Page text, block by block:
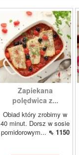
Zapiekana
polędwica z...
Obiad który zrobimy w
40 minut. Dorsz w sosie
pomidorowym... ⇖ 1150